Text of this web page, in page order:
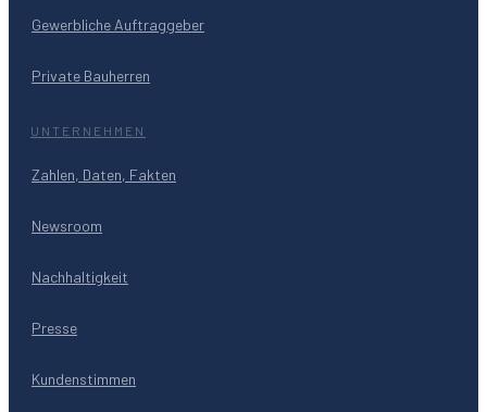
Gewerbliche Auftraggeber
Private Bauherren
UNTERNEHMEN
Zahlen, Daten, Fakten
Newsroom
Nachhaltigkeit
Presse
Kundenstimmen